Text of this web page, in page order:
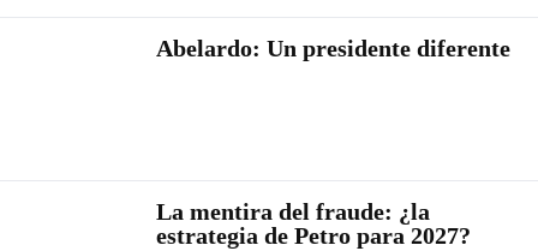
Abelardo: Un presidente diferente
La mentira del fraude: ¿la
estrategia de Petro para 2027?